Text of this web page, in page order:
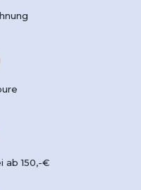
ab 150,-€